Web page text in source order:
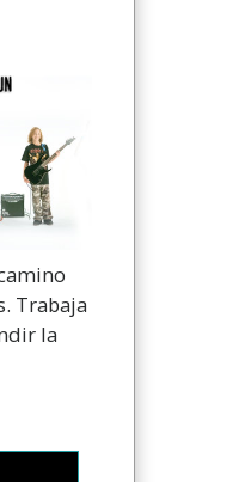
Trabaja
la